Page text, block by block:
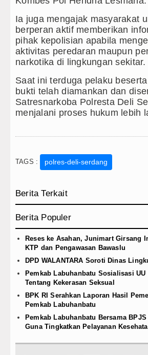
Ia juga mengajak masyarakat
berperan aktif memberikan
pihak kepolisian apabila
aktivitas peredaran maupun
narkotika di lingkungan sekitar.
Saat ini terduga pelaku
bukti telah diamankan dan
Satresnarkoba Polresta Deli
menjalani proses hukum lebih
TAGS : polres-deli-serdang
Berita Terkait
Berita Populer
Reses ke Asahan, Junimart Girsang
KTP dan Pengawasan Bawaslu
DPD WALANTARA Soroti Dinas
Pemkab Labuhanbatu Sosialisasi UU
Tentang Kekerasan Seksual
BPK RI Serahkan Laporan Hasil
Pemkab Labuhanbatu
Pemkab Labuhanbatu Bersama
Guna Tingkatkan Pelayanan